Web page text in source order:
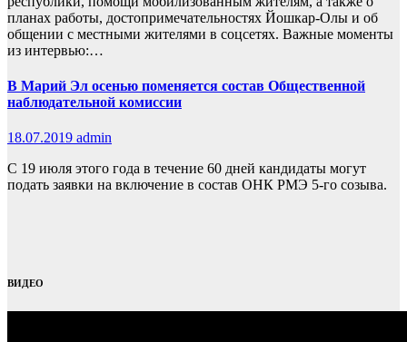
планах работы, достопримечательностях Йошкар-Олы и об
общении с местными жителями в соцсетях. Важные моменты
из интервью:…
В Марий Эл осенью поменяется состав Общественной
наблюдательной комиссии
18.07.2019 admin
С 19 июля этого года в течение 60 дней кандидаты могут
подать заявки на включение в состав ОНК РМЭ 5-го созыва.
ВИДЕО